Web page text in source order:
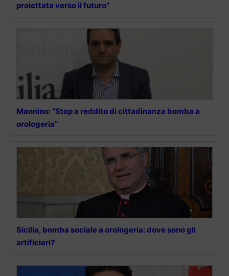
proiettata verso il futuro”
Mannino: “Stop a reddito di cittadinanza bomba a
orologeria”
Sicilia, bomba sociale a orologeria: dove sono gli
artificieri?